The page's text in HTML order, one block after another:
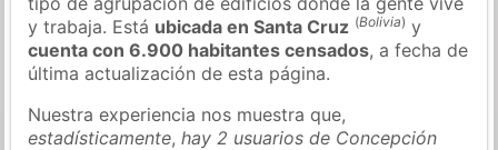
y trabaja. Está ubicada en Santa Cruz (Bolivia) y
cuenta con 6.900 habitantes censados, a fecha de
última actualización de esta página.
Nuestra experiencia nos muestra que,
estadísticamente,hay 2 usuarios de Concepción